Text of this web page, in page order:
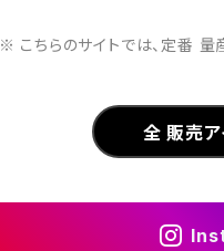
※ こちらのサイトでは、定番 量
全 販売ア